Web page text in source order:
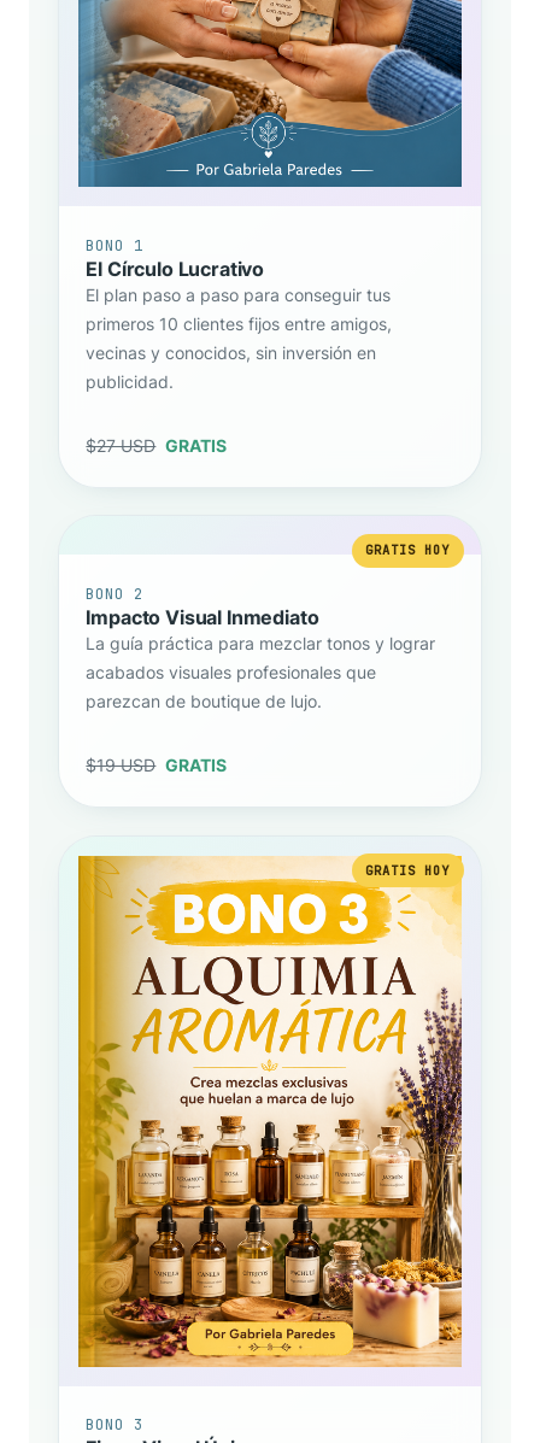
BONO 1
El Círculo Lucrativo
El plan paso a paso para conseguir tus
primeros 10 clientes fijos entre amigos,
vecinas y conocidos, sin inversión en
publicidad.
$27 USD GRATIS
GRATIS HOY
BONO 2
Impacto Visual Inmediato
La guía práctica para mezclar tonos y lograr
acabados visuales profesionales que
parezcan de boutique de lujo.
$19 USD GRATIS